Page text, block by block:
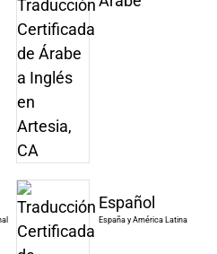
Español
España y América Latina